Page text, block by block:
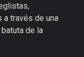
través de una
de la